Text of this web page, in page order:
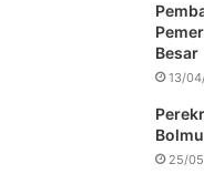
Besar
13/
25/